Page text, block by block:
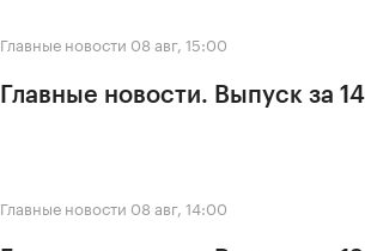
Главные новости 08 авг, 15:00
Главные новости. Выпуск за
Главные новости 08 авг, 14:00